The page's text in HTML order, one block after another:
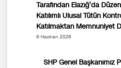
Tarafından Elazığ’da
Katılımlı Ulusal Tütün
Katılmaktan Memnuniyet
6 Haziran 2026
SHP Genel Başkanımız